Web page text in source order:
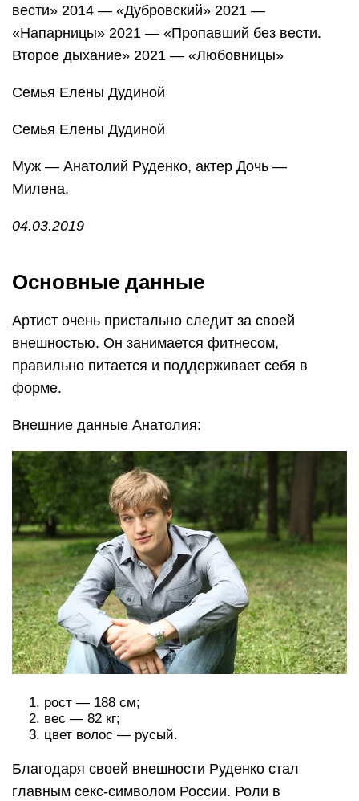
вести» 2014 — «Дубровский» 2021 —
«Напарницы» 2021 — «Пропавший без вести.
Второе дыхание» 2021 — «Любовницы»
Семья Елены Дудиной
Семья Елены Дудиной
Муж — Анатолий Руденко, актер Дочь —
Милена.
04.03.2019
Основные данные
Артист очень пристально следит за своей
внешностью. Он занимается фитнесом,
правильно питается и поддерживает себя в
форме.
Внешние данные Анатолия:
рост — 188 см;
вес — 82 кг;
цвет волос — русый.
Благодаря своей внешности Руденко стал
главным секс-символом России. Роли в